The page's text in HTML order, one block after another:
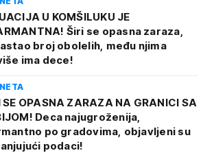
U KOMŠILUKU JE
Širi se opasna zaraza,
broj obolelih, među njima
ima dece!
SE OPASNA ZARAZA NA GRANICI SA
Deca najugroženija,
po gradovima, objavljeni su
podaci!